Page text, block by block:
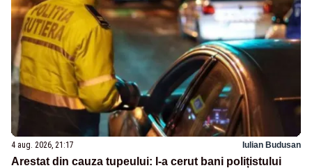
4 aug. 2026, 21:17 Iulian Budusan
Arestat din cauza tupeului: I-a cerut bani polițistului